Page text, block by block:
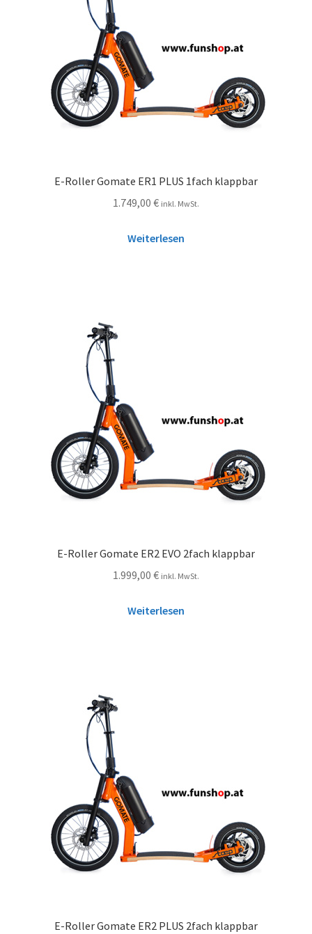
E-Roller Gomate ER1 PLUS 1fach klappbar
1.749,00 € inkl. MwSt.
Weiterlesen
E-Roller Gomate ER2 EVO 2fach klappbar
1.999,00 € inkl. MwSt.
Weiterlesen
E-Roller Gomate ER2 PLUS 2fach klappbar